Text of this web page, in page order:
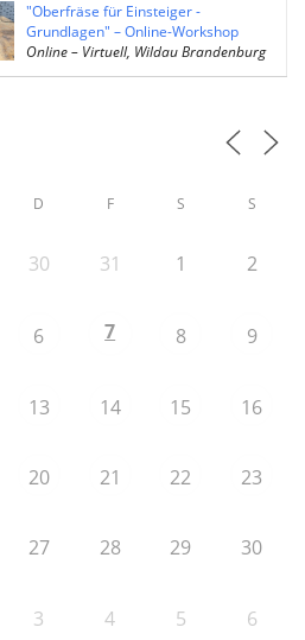
"Oberfräse für Einsteiger -
Grundlagen" – Online-Workshop
Online – Virtuell, Wildau Brandenburg
D F S S
30 31 1 2
6 7 8 9
13 14 15 16
20 21 22 23
27 28 29 30
3 4 5 6